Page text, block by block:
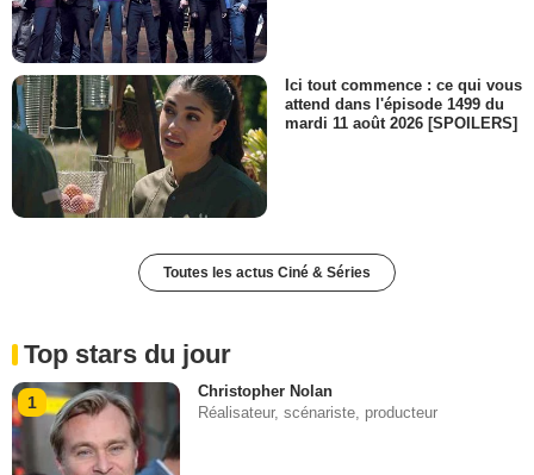
Ici tout commence : ce qui vous
attend dans l'épisode 1499 du
mardi 11 août 2026 [SPOILERS]
Toutes les actus Ciné & Séries
Top stars du jour
1
Christopher Nolan
Réalisateur, scénariste, producteur